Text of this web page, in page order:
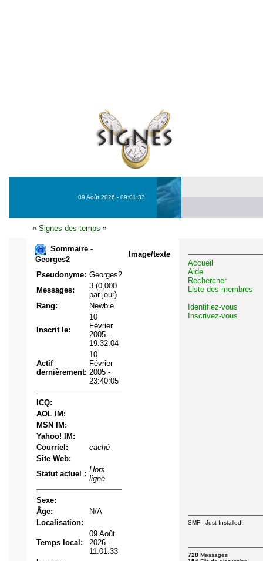
09 Août 2026 - 09:01:33
« Signes des temps »
Sommaire -
Georges2
Image/texte
Pseudonyme: Georges2
Messages:
3 (0,000
par jour)
Rang:
Newbie
Inscrit le:
10
Février
2005 -
19:32:04
Actif
dernièrement:
10
Février
2005 -
23:40:05
ICQ:
AOL IM:
MSN IM:
Yahoo! IM:
Courriel:
caché
Site Web:
Statut actuel : Hors
ligne
Sexe:
Âge:
N/A
Localisation:
Temps local:
09 Août
2026 -
11:01:33
Accueil
Aide
Rechercher
Liste des membres
Identifiez-vous
Inscrivez-vous
SMF - Just Installed!
728 Messages